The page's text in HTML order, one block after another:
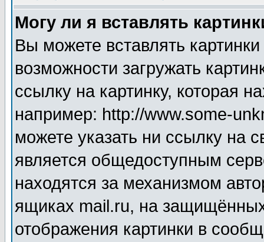
Могу ли я вставлять
Вы можете вставлять
возможности загружать
ссылку на картинку, которая
например: http://www.some-
можете указать ни ссылку на
является общедоступным
находятся за механизмом
ящиках mail.ru, на
отображения картинки в